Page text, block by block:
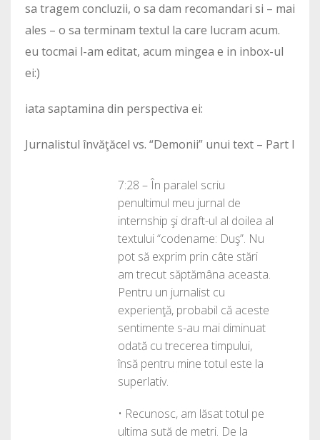
sa tragem concluzii, o sa dam recomandari si – mai
ales – o sa terminam textul la care lucram acum.
eu tocmai l-am editat, acum mingea e in inbox-ul
ei:)
iata saptamina din perspectiva ei:
Jurnalistul învăţăcel vs. “Demonii” unui text – Part I
7:28 – În paralel scriu
penultimul meu jurnal de
internship şi draft-ul al doilea al
textului “codename: Duş”. Nu
pot să exprim prin câte stări
am trecut săptămâna aceasta.
Pentru un jurnalist cu
experienţă, probabil că aceste
sentimente s-au mai diminuat
odată cu trecerea timpului,
însă pentru mine totul este la
superlativ.
• Recunosc, am lăsat totul pe
ultima sută de metri. De la